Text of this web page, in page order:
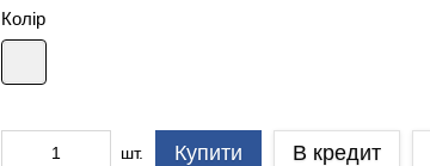
Колір
шт. Купити В кредит